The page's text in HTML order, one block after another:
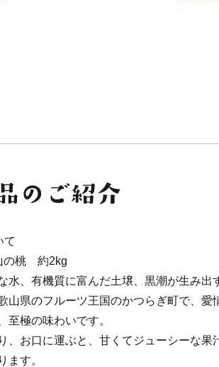
て
の桃 約2kg
水、有機質に富んだ土壌、黒潮が生み出
山県のフルーツ王国のかつらぎ町で、愛
至極の味わいです。
、お口に運ぶと、甘くてジューシーな果
ます。